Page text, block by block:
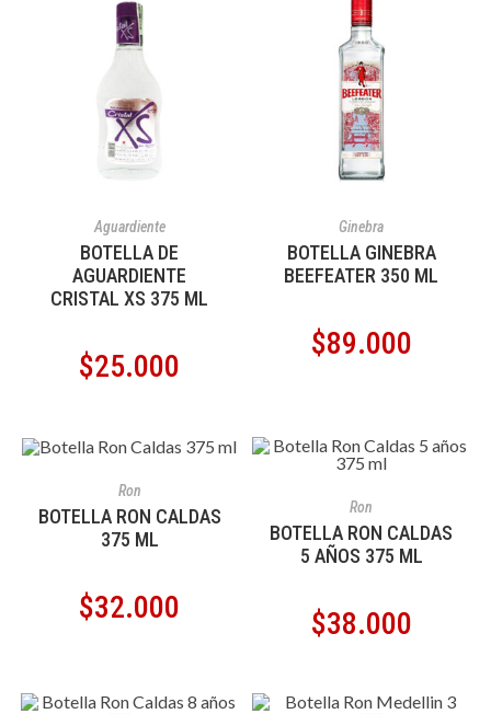
Aguardiente
BOTELLA DE
AGUARDIENTE
CRISTAL XS 375 ML
$25.000
Ginebra
BOTELLA GINEBRA
BEEFEATER 350 ML
$89.000
Ron
BOTELLA RON CALDAS
375 ML
$32.000
Ron
BOTELLA RON CALDAS
5 AÑOS 375 ML
$38.000